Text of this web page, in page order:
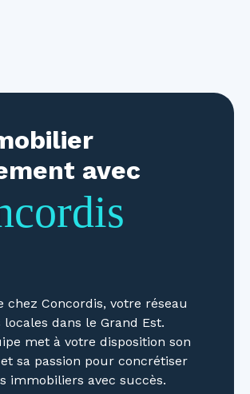
avec
chez Concordis, votre réseau
locales dans le Grand Est.
met à votre disposition son
sa passion pour concrétiser
immobiliers avec succès.